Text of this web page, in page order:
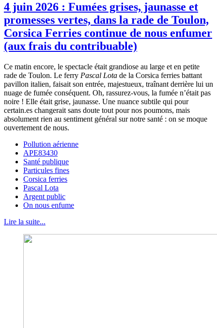
4 juin 2026 : Fumées grises, jaunasse et
promesses vertes, dans la rade de Toulon,
Corsica Ferries continue de nous enfumer
(aux frais du contribuable)
Ce matin encore, le spectacle était grandiose au large et en petite
rade de Toulon. Le ferry Pascal Lota de la Corsica ferries battant
pavillon italien, faisait son entrée, majestueux, traînant derrière lui un
nuage de fumée conséquent. Oh, rassurez-vous, la fumée n’était pas
noire ! Elle était grise, jaunasse. Une nuance subtile qui pour
certain.es changerait sans doute tout pour nos poumons, mais
absolument rien au sentiment général sur notre santé : on se moque
ouvertement de nous.
Pollution aérienne
APE83430
Santé publique
Particules fines
Corsica ferries
Pascal Lota
Argent public
On nous enfume
Lire la suite...